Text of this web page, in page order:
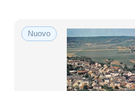
Nuovo